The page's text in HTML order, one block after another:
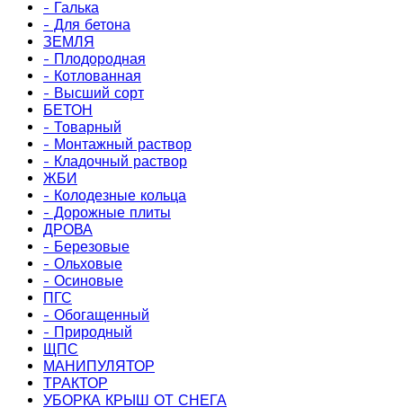
- Галька
- Для бетона
ЗЕМЛЯ
- Плодородная
- Котлованная
- Высший сорт
БЕТОН
- Товарный
- Монтажный раствор
- Кладочный раствор
ЖБИ
- Колодезные кольца
- Дорожные плиты
ДРОВА
- Березовые
- Ольховые
- Осиновые
ПГС
- Обогащенный
- Природный
ЩПС
МАНИПУЛЯТОР
ТРАКТОР
УБОРКА КРЫШ ОТ СНЕГА